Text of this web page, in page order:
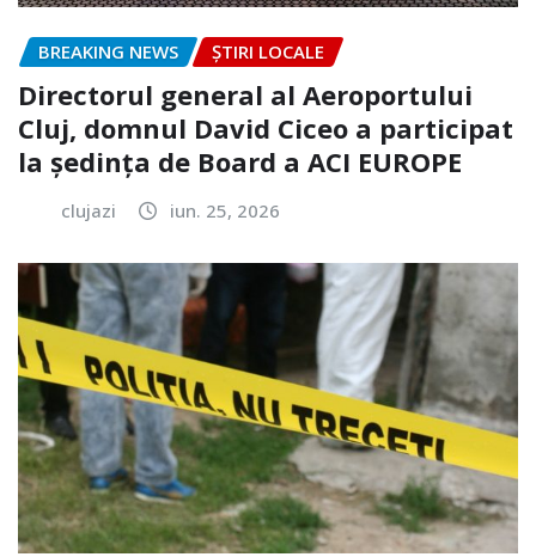
BREAKING NEWS ȘTIRI LOCALE
Directorul general al Aeroportului
Cluj, domnul David Ciceo a participat
la ședința de Board a ACI EUROPE
clujazi iun. 25, 2026